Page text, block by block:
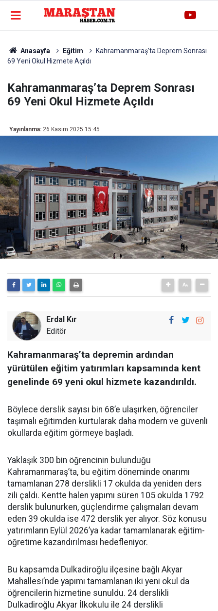
Anasayfa Eğitim
Kahramanmaraş’ta Deprem Sonrası
69 Yeni Okul Hizmete Açıldı
Kahramanmaraş’ta Deprem Sonrası
69 Yeni Okul Hizmete Açıldı
Yayınlanma: 26 Kasım 2025 15:45
Erdal Kır
Editör
Kahramanmaraş’ta depremin ardından
yürütülen eğitim yatırımları kapsamında kent
genelinde 69 yeni okul hizmete kazandırıldı.
Böylece derslik sayısı bin 68’e ulaşırken, öğrenciler
taşımalı eğitimden kurtularak daha modern ve güvenli
okullarda eğitim görmeye başladı.
Yaklaşık 300 bin öğrencinin bulunduğu
Kahramanmaraş’ta, bu eğitim döneminde onarımı
tamamlanan 278 derslikli 17 okulda da yeniden ders
zili çaldı. Kentte halen yapımı süren 105 okulda 1792
derslik bulunurken, güçlendirme çalışmaları devam
eden 39 okulda ise 472 derslik yer alıyor. Söz konusu
yatırımların Eylül 2026’ya kadar tamamlanarak eğitim-
öğretime kazandırılması hedefleniyor.
Bu kapsamda Dulkadiroğlu ilçesine bağlı Akyar
Mahallesi’nde yapımı tamamlanan iki yeni okul da
öğrencilerin hizmetine sunuldu. 24 derslikli
Dulkadiroğlu Akyar İlkokulu ile 24 derslikli